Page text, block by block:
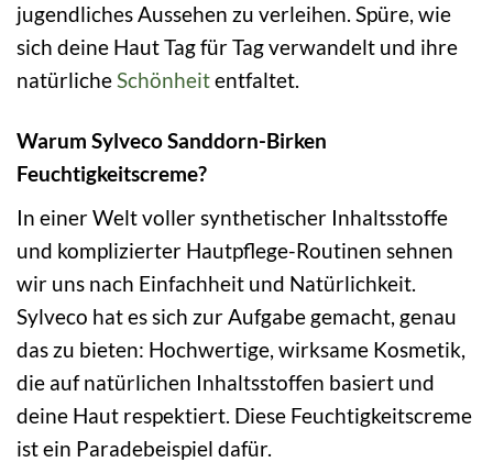
jugendliches Aussehen zu verleihen. Spüre, wie
sich deine Haut Tag für Tag verwandelt und ihre
natürlicheSchönheitentfaltet.
Warum Sylveco Sanddorn-Birken
Feuchtigkeitscreme?
In einer Welt voller synthetischer Inhaltsstoffe
und komplizierter Hautpflege-Routinen sehnen
wir uns nach Einfachheit und Natürlichkeit.
Sylveco hat es sich zur Aufgabe gemacht, genau
das zu bieten: Hochwertige, wirksame Kosmetik,
die auf natürlichen Inhaltsstoffen basiert und
deine Haut respektiert. Diese Feuchtigkeitscreme
ist ein Paradebeispiel dafür.